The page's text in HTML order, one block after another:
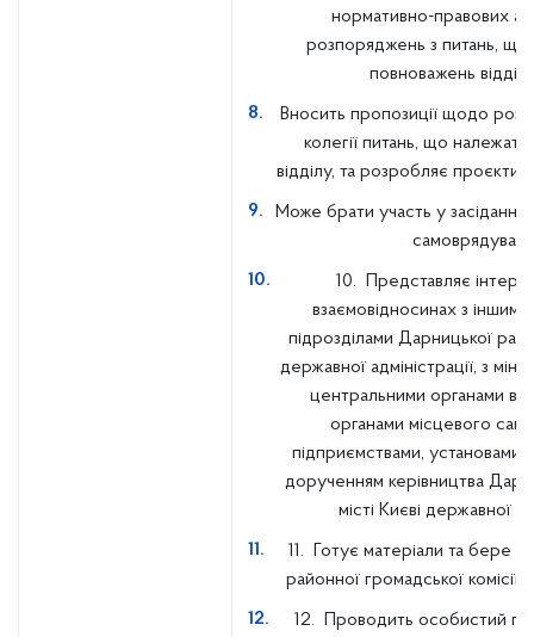
нормативно-правових
розпоряджень з питань, що
повноважень
Вносить пропозиції щодо
колегії питань, що
відділу, та розробляє проєкти
Може брати участь у
10. Представляє
взаємовідносинах з
підрозділами Дарницької
державної адміністрації, з
центральними органами
органами місцевого
підприємствами, установами,
дорученням керівництва
місті Києві державної
11. Готує матеріали та бере
районної громадської комісії
12. Проводить особистий